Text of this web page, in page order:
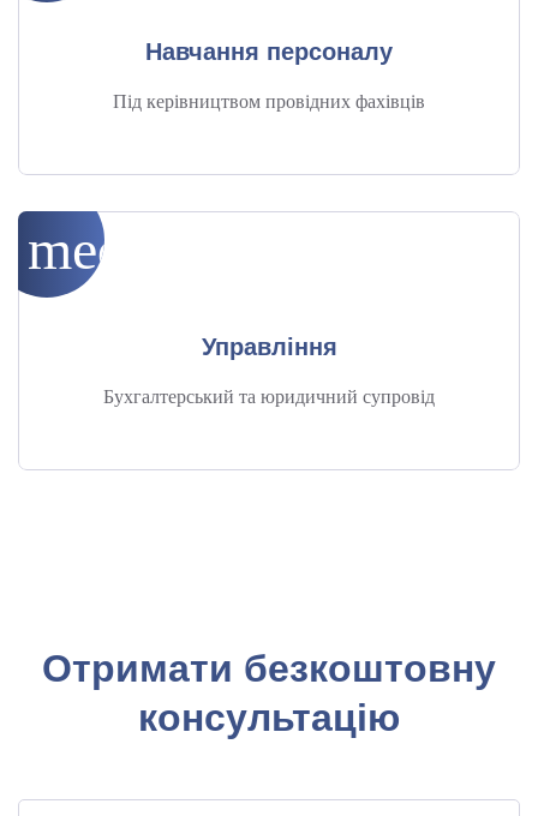
Навчання персоналу
Під керівництвом провідних фахівців
medical_services
Управління
Бухгалтерський та юридичний супровід
Отримати безкоштовну
консультацію